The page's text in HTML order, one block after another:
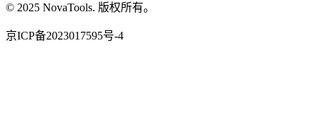
© 2025 NovaTools. 版权所有。
京ICP备2023017595号-4